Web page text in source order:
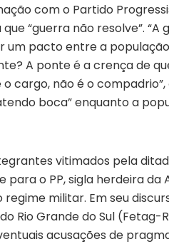
com o Partido
“guerra não resolve”.
um pacto entre a
A ponte é a crença de
cargo, não é o
boca” enquanto a
vitimados pela
o PP, sigla herdeira da
militar. Em seu
Rio Grande do Sul (Fetag-
acusações de